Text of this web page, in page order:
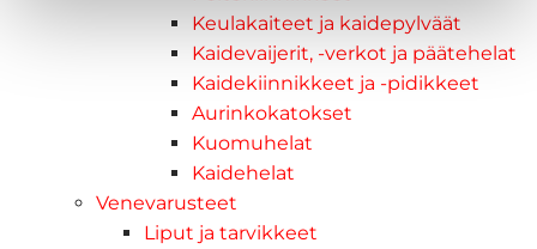
Keulakaiteet ja kaidepylväät
Kaidevaijerit, -verkot ja päätehelat
Kaidekiinnikkeet ja -pidikkeet
Aurinkokatokset
Kuomuhelat
Kaidehelat
Venevarusteet
Liput ja tarvikkeet